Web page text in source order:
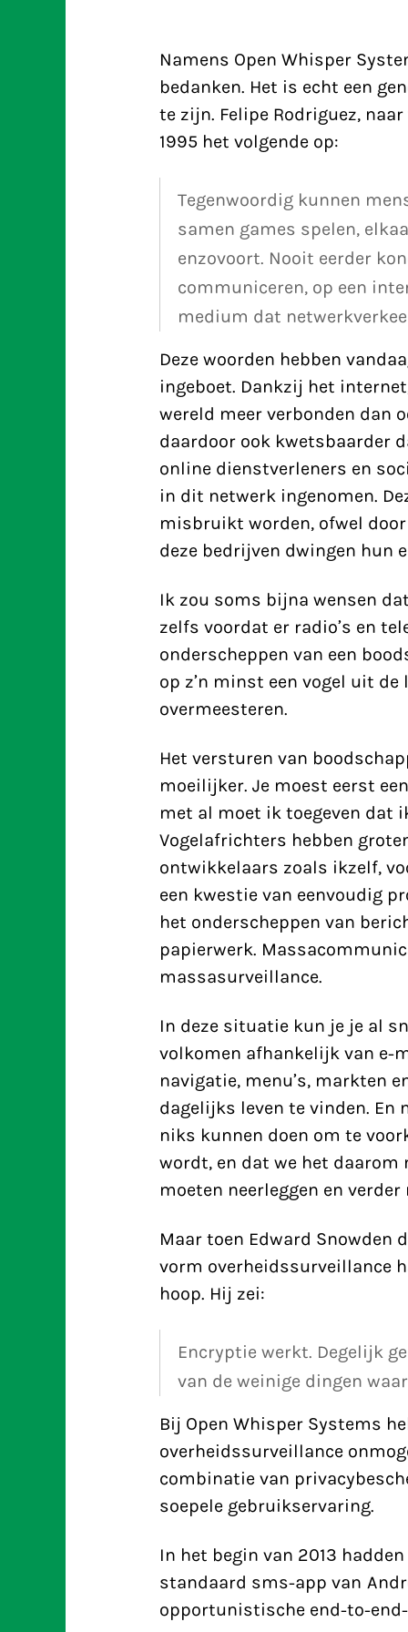
Namens Open Whisper
bedanken. Het is echt een
te zijn. Felipe Rodriguez,
1995 het volgende op:
Tegenwoordig kunnen
samen games spelen,
enzovoort. Nooit eerder
communiceren, op een
medium dat
Deze woorden hebben
ingeboet. Dankzij het
wereld meer verbonden dan
daardoor ook kwetsbaarder
online dienstverleners en
in dit netwerk ingenomen.
misbruikt worden, ofwel
deze bedrijven dwingen hun
Ik zou soms bijna wensen
zelfs voordat er radio’s en
onderscheppen van een
op z’n minst een vogel uit
overmeesteren.
Het versturen van
moeilijker. Je moest eerst
met al moet ik toegeven dat
Vogelafrichters hebben
ontwikkelaars zoals ikzelf,
een kwestie van eenvoudig
het onderscheppen van
papierwerk.
massasurveillance.
In deze situatie kun je je al
volkomen afhankelijk van e-
navigatie, menu’s, markten
dagelijks leven te vinden. En
niks kunnen doen om te
wordt, en dat we het daarom
moeten neerleggen en
Maar toen Edward Snowden
vorm overheidssurveillance
hoop. Hij zei:
Encryptie werkt. Degelijk
van de weinige dingen
Bij Open Whisper Systems
overheidssurveillance
combinatie van
soepele gebruikservaring.
In het begin van 2013
standaard sms-app van
opportunistische end-to-